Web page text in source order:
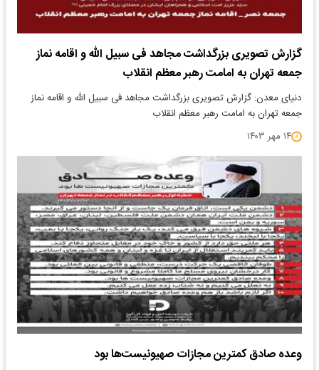
گزارش تصویری بزرگداشت مجاهد فی سبیل الله و اقامه نماز
جمعه تهران به امامت رهبر معظم انقلاب
دنیای معدن: گزارش تصویری بزرگداشت مجاهد فی سبیل الله و اقامه نماز
جمعه تهران به امامت رهبر معظم انقلاب
۱۴ مهر ۱۴۰۳
وعده صادق کمترین مجازات صهیونیست‌ها بود